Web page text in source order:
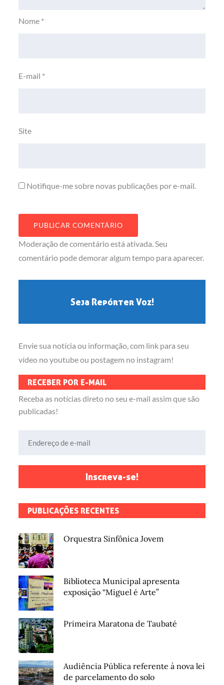
Nome *
E-mail *
Site
Notifique-me sobre novas publicações por e-mail.
Moderação de comentário está ativada. Seu
comentário pode demorar algum tempo para aparecer.
Seja Repórter Voz!
Envie sua notícia ou informação, com link para seu
vídeo no youtube ou postagem no instagram!
RECEBER POR E-MAIL
Receba as notícias direto no seu e-mail assim que são
publicadas!
Inscreva-se!
PUBLICAÇÕES RECENTES
Orquestra Sinfônica Jovem
Biblioteca Municipal apresenta
exposição “Miguel é Arte”
Primeira Maratona de Taubaté
Audiência Pública referente à nova lei
de parcelamento do solo